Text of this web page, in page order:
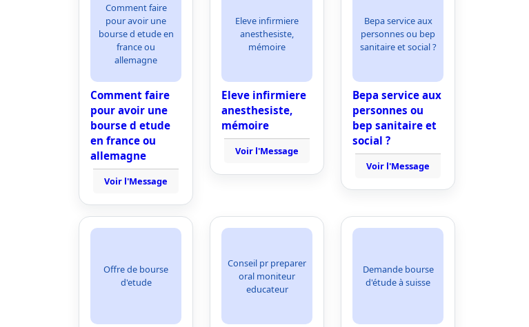
Comment faire
pour avoir une
bourse d etude en
france ou
allemagne
Comment faire
pour avoir une
bourse d etude
en france ou
allemagne
Voir l'Message
Eleve infirmiere
anesthesiste,
mémoire
Eleve infirmiere
anesthesiste,
mémoire
Voir l'Message
Bepa service aux
personnes ou bep
sanitaire et social ?
Bepa service aux
personnes ou
bep sanitaire et
social ?
Voir l'Message
Offre de bourse
d'etude
Conseil pr preparer
oral moniteur
educateur
Demande bourse
d'étude à suisse